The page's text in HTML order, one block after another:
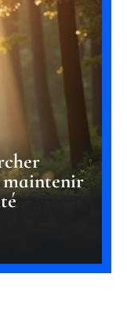
maintenir